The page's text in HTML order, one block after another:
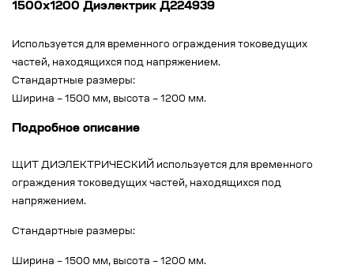
1500х1200 Диэлектрик Д224939
Используется для временного ограждения токоведущих
частей, находящихся под напряжением.
Стандартные размеры:
Ширина – 1500 мм, высота – 1200 мм.
Подробное описание
ЩИТ ДИЭЛЕКТРИЧЕСКИЙ используется для временного
ограждения токоведущих частей, находящихся под
напряжением.
Стандартные размеры:
Ширина – 1500 мм, высота – 1200 мм.